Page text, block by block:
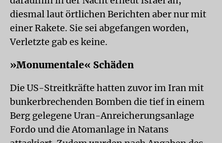
diesmal laut örtlichen Berichten aber nur mit
einer Rakete. Sie sei abgefangen worden,
Verletzte gab es keine.
»Monumentale« Schäden
Die US-Streitkräfte hatten zuvor im Iran mit
bunkerbrechenden Bomben die tief in einem
Berg gelegene Uran-Anreicherungsanlage
Fordo und die Atomanlage in Natans